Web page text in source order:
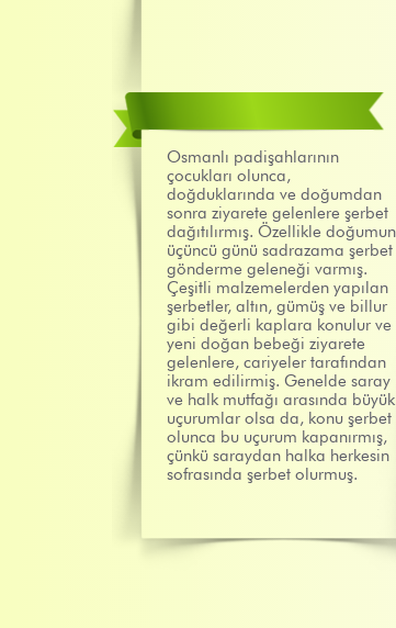
Osmanlı padişahlarının
çocukları olunca,
doğduklarında ve doğumdan
sonra ziyarete gelenlere şerbet
dağıtılırmış. Özellikle doğumun
üçüncü günü sadrazama şerbet
gönderme geleneği varmış.
Çeşitli malzemelerden yapılan
şerbetler, altın, gümüş ve billur
gibi değerli kaplara konulur ve
yeni doğan bebeği ziyarete
gelenlere, cariyeler tarafından
ikram edilirmiş. Genelde saray
ve halk mutfağı arasında büyük
uçurumlar olsa da, konu şerbet
olunca bu uçurum kapanırmış,
çünkü saraydan halka herkesin
sofrasında şerbet olurmuş.